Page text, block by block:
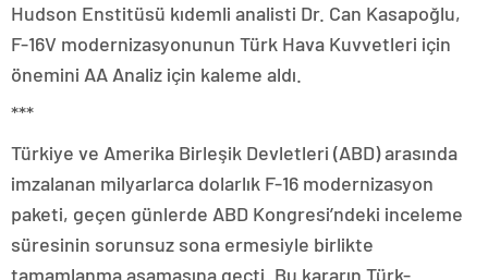
Hudson Enstitüsü kıdemli analisti Dr. Can Kasapoğlu,
F-16V modernizasyonunun Türk Hava Kuvvetleri için
önemini AA Analiz için kaleme aldı.
***
Türkiye ve Amerika Birleşik Devletleri (ABD) arasında
imzalanan milyarlarca dolarlık F-16 modernizasyon
paketi, geçen günlerde ABD Kongresi’ndeki inceleme
süresinin sorunsuz sona ermesiyle birlikte
tamamlanma aşamasına geçti. Bu kararın Türk-